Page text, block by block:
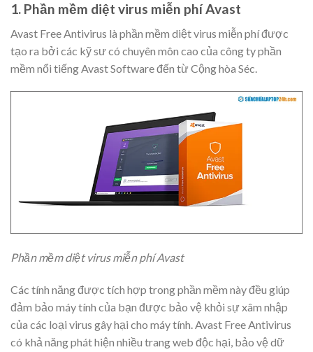
1. Phần mềm diệt virus miễn phí Avast
Avast Free Antivirus là phần mềm diệt virus miễn phí được
tạo ra bởi các kỹ sư có chuyên môn cao của công ty phần
mềm nổi tiếng Avast Software đến từ Cộng hòa Séc.
Phần mềm diệt virus miễn phí Avast
Các tính năng được tích hợp trong phần mềm này đều giúp
đảm bảo máy tính của bạn được bảo vệ khỏi sự xâm nhập
của các loại virus gây hại cho máy tính. Avast Free Antivirus
có khả năng phát hiện nhiều trang web độc hại, bảo vệ dữ